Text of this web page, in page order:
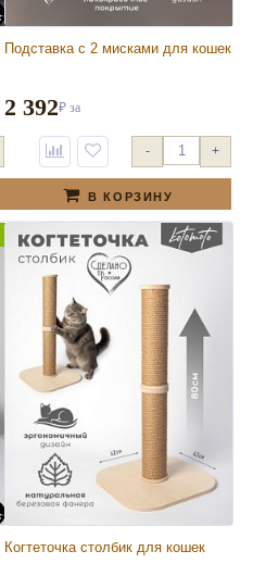
Подставка с 2 мисками для кошек
2 392₽ за
- +
В КОРЗИНУ
Когтеточка столбик для кошек